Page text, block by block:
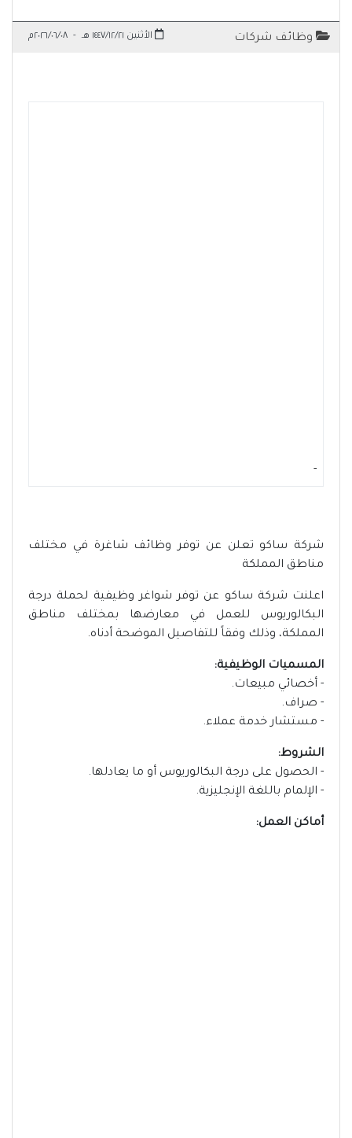
وظائف شركات الأثنين ١٤٤٧/١٢/٢١ هـ - ٢٠٢٦/٠٦/٠٨م
-
شركة ساكو تعلن عن توفر وظائف شاغرة في مختلف
مناطق المملكة
اعلنت شركة ساكو عن توفر شواغر وظيفية لحملة درجة
البكالوريوس للعمل في معارضها بمختلف مناطق
المملكة، وذلك وفقاً للتفاصيل الموضحة أدناه.
المسميات الوظيفية:
- أخصائي مبيعات.
- صراف.
- مستشار خدمة عملاء.
الشروط:
- الحصول على درجة البكالوريوس أو ما يعادلها.
- الإلمام باللغة الإنجليزية.
أماكن العمل: